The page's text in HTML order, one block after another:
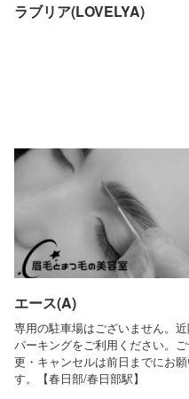
ラブリア(LOVELYA)
エース(A)
専用の駐車場はございません。
パーキングをご利用ください。
更・キャンセルは前日までにお願
す。【春日部/春日部駅】